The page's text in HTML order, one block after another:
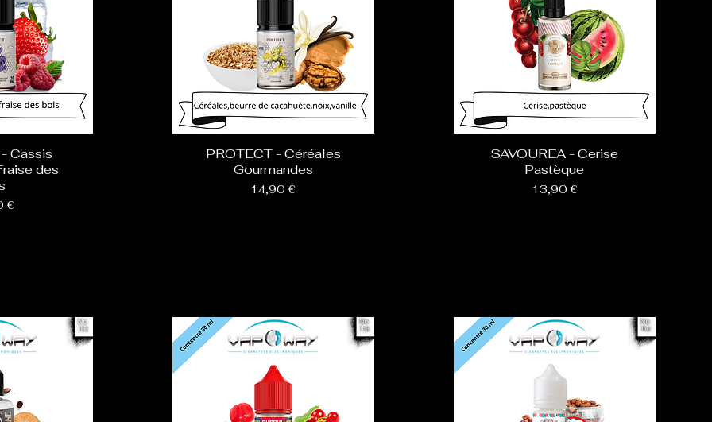
Cassis
des
€
PROTECT - Céréales
Gourmandes
Prix
14,90 €
SAVOUREA - Cerise
Pastèque
Prix
13,90 €